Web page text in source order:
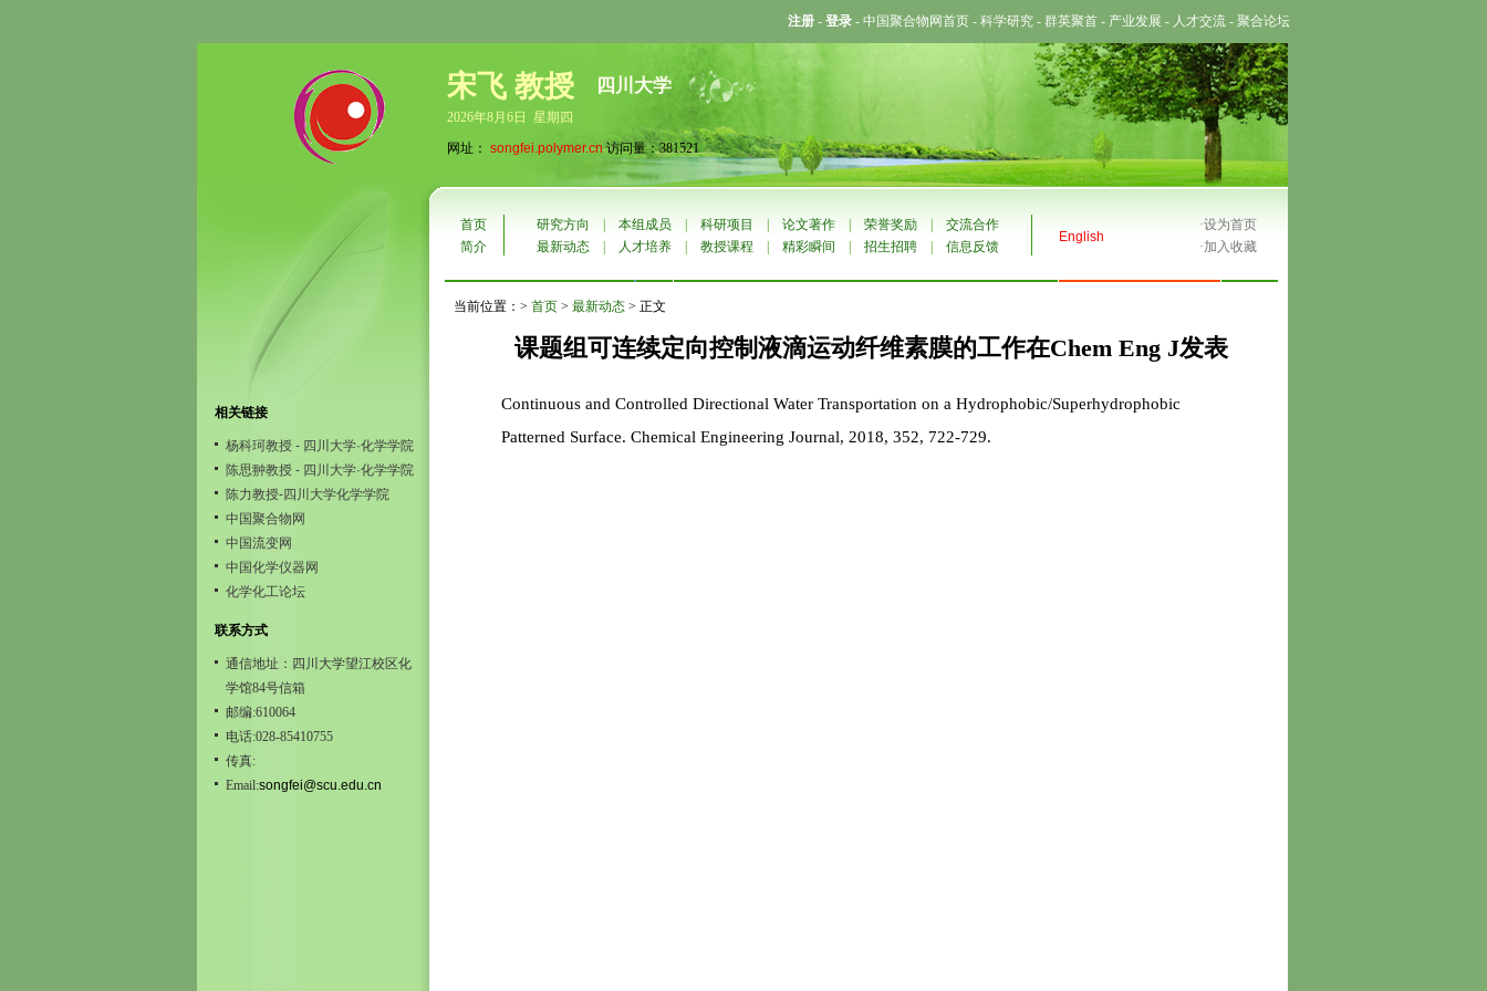
注册 - 登录 - 中国聚合物网首页 - 科学研究 - 群英聚首 - 产业发展 - 人才交流 - 聚合论坛
宋飞 教授 四川大学
2026年8月6日 星期四
网址： songfei.polymer.cn访问量：381521
相关链接
杨科珂教授 - 四川大学·化学学院
陈思翀教授 - 四川大学·化学学院
陈力教授-四川大学化学学院
中国聚合物网
中国流变网
中国化学仪器网
化学化工论坛
联系方式
通信地址：四川大学望江校区化
学馆84号信箱
邮编:610064
电话:028-85410755
传真:
Email:songfei@scu.edu.cn
首页 研究方向 本组成员 科研项目 论文著作 荣誉奖励 交流合作
English
·设为首页
简介
最新动态 人才培养 教授课程 精彩瞬间 招生招聘 信息反馈 ·加入收藏
当前位置：> 首页 > 最新动态 > 正文
课题组可连续定向控制液滴运动纤维素膜的工作在Chem Eng J发表
Continuous and Controlled Directional Water Transportation on a Hydrophobic/Superhydrophobic
Patterned Surface. Chemical Engineering Journal, 2018, 352, 722-729.